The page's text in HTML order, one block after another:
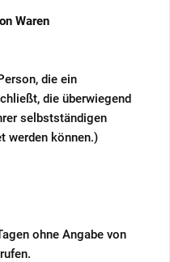
Waren
die ein
die überwiegend
selbstständigen
werden können.)
ohne Angabe von